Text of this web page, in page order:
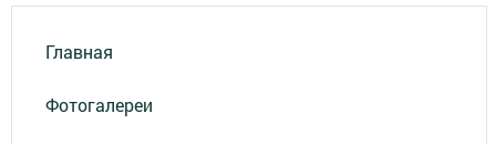
Главная
Фотогалереи